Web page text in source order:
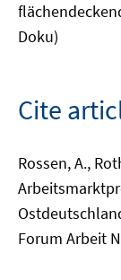
Doku)
Cite
Rossen, A.,
Forum Arbeit